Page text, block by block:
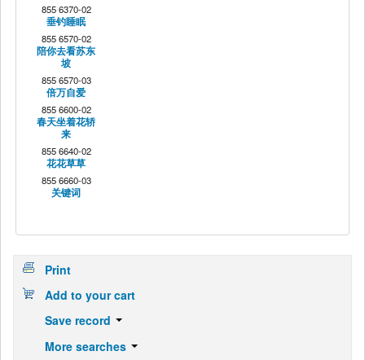
855 6370-02
垂钓睡眠
855 6570-02
陪你去看苏东
坡
855 6570-03
倍万自爱
855 6600-02
春天坐着花轿
来
855 6640-02
花花草草
855 6660-03
关键词
Print
Add to your cart
Save record
More searches